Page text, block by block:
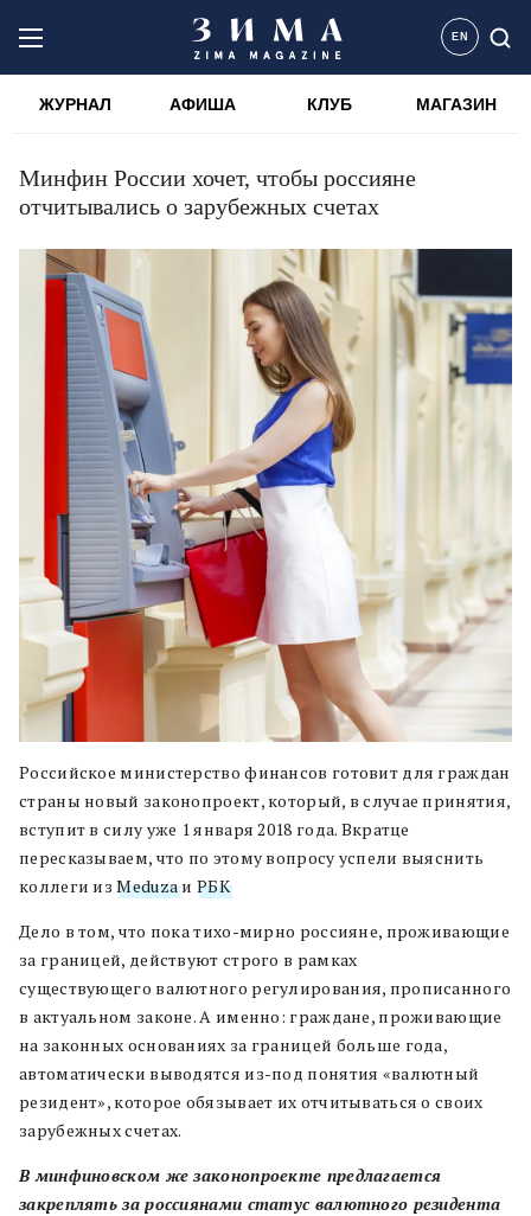
EN
ЖУРНАЛ АФИША КЛУБ МАГАЗИН
Минфин России хочет, чтобы россияне
отчитывались о зарубежных счетах
Российское министерство финансов готовит для граждан
страны новый законопроект, который, в случае принятия,
вступит в силу уже 1 января 2018 года. Вкратце
пересказываем, что по этому вопросу успели выяснить
коллеги изMeduzaиРБК.
Дело в том, что пока тихо-мирно россияне, проживающие
за границей, действуют строго в рамках
существующего валютного регулирования, прописанного
в актуальном законе. А именно: граждане, проживающие
на законных основаниях за границей больше года,
автоматически выводятся из-под понятия «валютный
резидент», которое обязывает их отчитываться о своих
зарубежных счетах.
В минфиновском же законопроекте предлагается
закреплять за россиянами статус валютного резидента